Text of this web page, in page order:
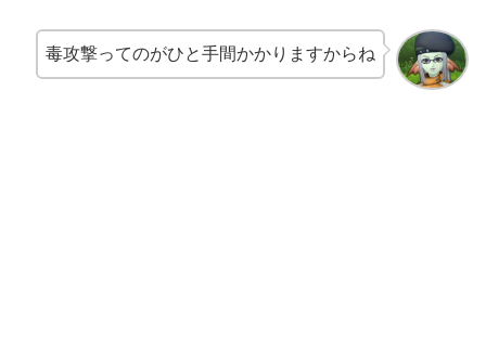
毒攻撃ってのがひと手間かかりますからね